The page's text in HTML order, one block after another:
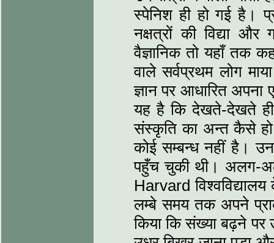
स्पेनिश ही हो गई है।
नक्षत्रों की विद्या
वैज्ञानिक तो यहाँ तक
वाले सर्वप्रथम लोग
ज्ञान पर आधारित
यह है कि देखते-देखते
संस्कृति का अन्त कैसे हो
कोई सम्बन्ध नहीं है।
पहुँच चुकी थी। अलग-
Harvard
लम्बे समय तक अपने
किया कि संख्या बढ़ने